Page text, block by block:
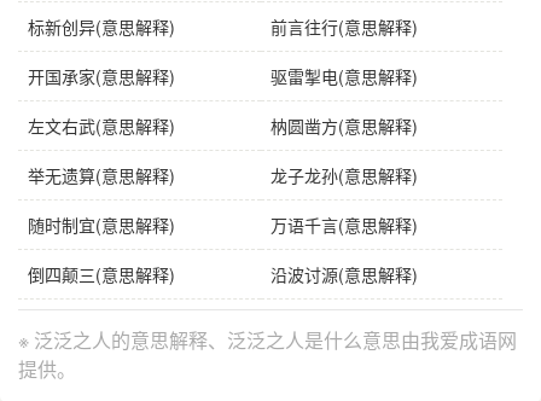
标新创异(意思解释) 前言往行(意思解释)
开国承家(意思解释) 驱雷掣电(意思解释)
左文右武(意思解释) 枘圆凿方(意思解释)
举无遗算(意思解释) 龙子龙孙(意思解释)
随时制宜(意思解释) 万语千言(意思解释)
倒四颠三(意思解释) 沿波讨源(意思解释)
※ 泛泛之人的意思解释、泛泛之人是什么意思由我爱成语网
提供。